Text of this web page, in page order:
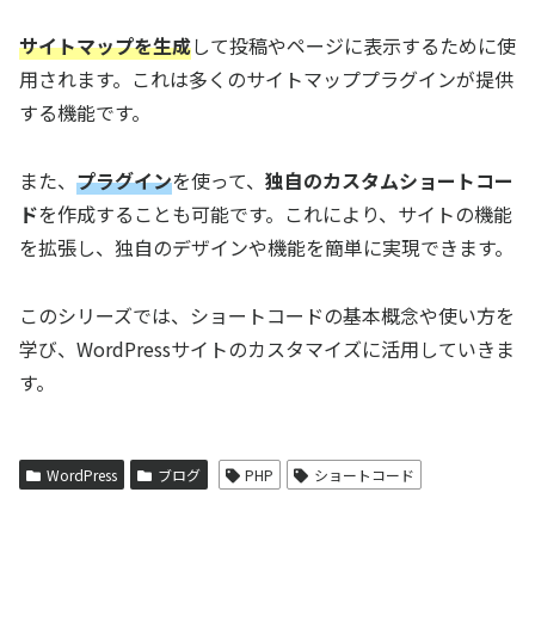
サイトマップを生成して投稿やページに表示するために使
用されます。これは多くのサイトマッププラグインが提供
する機能です。
また、 プラグインを使って、 独自のカスタムショートコー
ドを作成することも可能です。これにより、サイトの機能
を拡張し、独自のデザインや機能を簡単に実現できます。
このシリーズでは、ショートコードの基本概念や使い方を
学び、WordPressサイトのカスタマイズに活用していきま
す。
WordPress ブログ PHP ショートコード